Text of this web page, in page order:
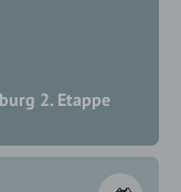
2. Etappe